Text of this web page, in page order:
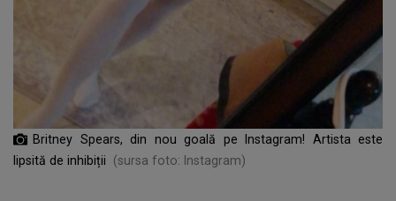
Britney Spears, din nou goală pe Instagram! Artista este
lipsită de inhibiții
(sursa foto: Instagram)